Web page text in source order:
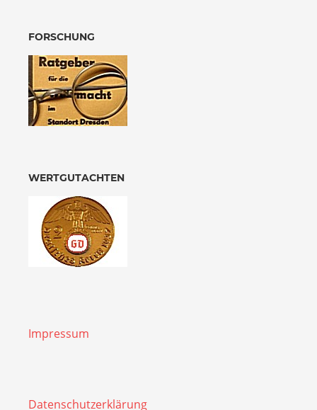
FORSCHUNG
WERTGUTACHTEN
Impressum
Datenschutzerklärung